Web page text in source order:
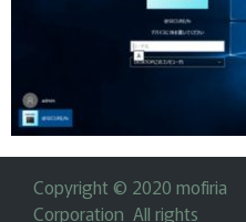
Copyright © 2020 mofiria
Corporation All rights